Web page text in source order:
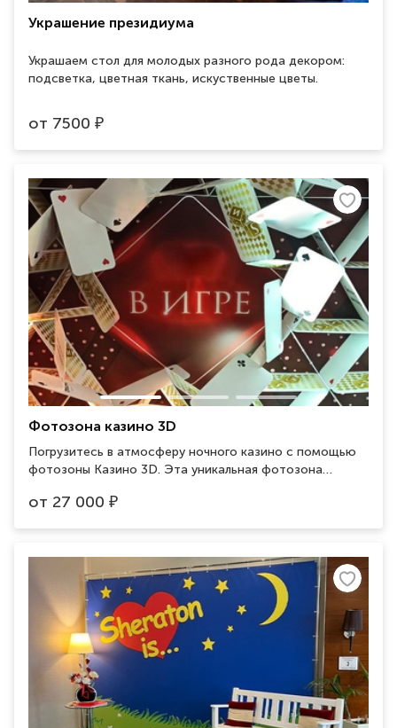
Украшение президиума
Украшаем стол для молодых разного рода декором:
подсветка, цветная ткань, искуственные цветы.
от 7500 ₽
Фотозона казино 3D
Погрузитесь в атмосферу ночного казино с помощью
фотозоны Казино 3D. Эта уникальная фотозона
добавит стиль и азарт в ваши фотографии.
от 27 000 ₽